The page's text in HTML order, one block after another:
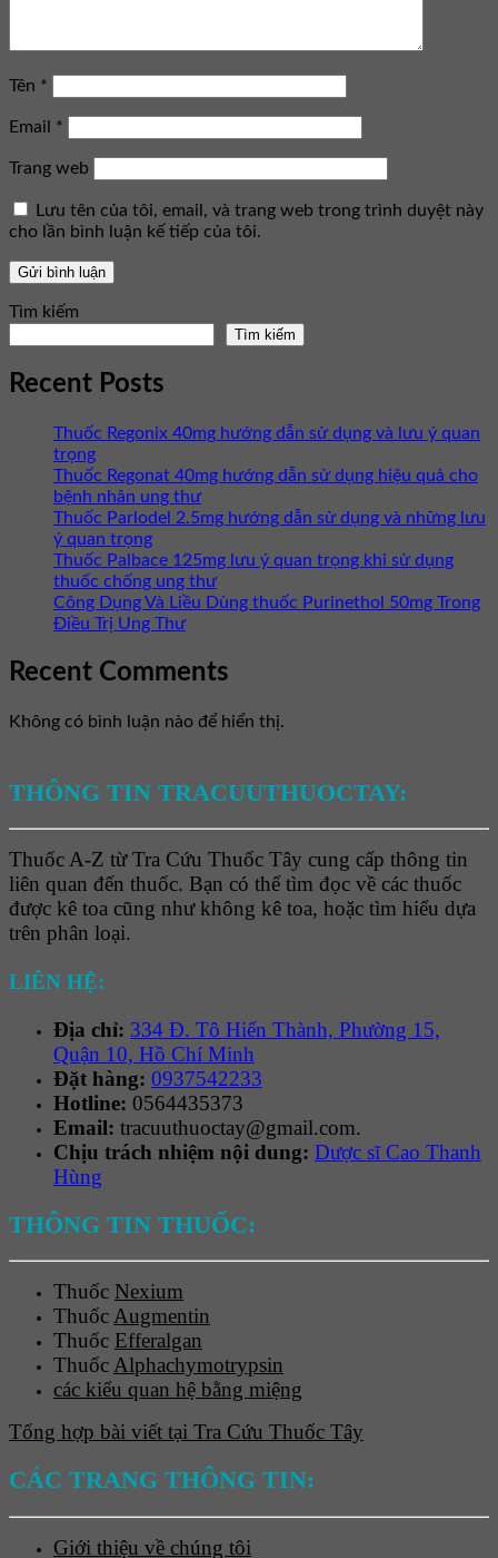
Tên *
Email *
Trang web
Lưu tên của tôi, email, và trang web trong trình duyệt này
cho lần bình luận kế tiếp của tôi.
Tìm kiếm
Tìm kiếm
Recent Posts
Thuốc Regonix 40mg hướng dẫn sử dụng và lưu ý quan
trọng
Thuốc Regonat 40mg hướng dẫn sử dụng hiệu quả cho
bệnh nhân ung thư
Thuốc Parlodel 2.5mg hướng dẫn sử dụng và những lưu
ý quan trọng
Thuốc Palbace 125mg lưu ý quan trọng khi sử dụng
thuốc chống ung thư
Công Dụng Và Liều Dùng thuốc Purinethol 50mg Trong
Điều Trị Ung Thư
Recent Comments
Không có bình luận nào để hiển thị.
THÔNG TIN TRACUUTHUOCTAY:
Thuốc A-Z từ Tra Cứu Thuốc Tây cung cấp thông tin
liên quan đến thuốc. Bạn có thể tìm đọc về các thuốc
được kê toa cũng như không kê toa, hoặc tìm hiểu dựa
trên phân loại.
LIÊN HỆ:
Địa chỉ: 334 Đ. Tô Hiến Thành, Phường 15,
Quận 10, Hồ Chí Minh
Đặt hàng: 0937542233
Hotline: 0564435373
Email: tracuuthuoctay@gmail.com.
Chịu trách nhiệm nội dung: Dược sĩ Cao Thanh
Hùng
THÔNG TIN THUỐC:
Thuốc Nexium
ThuốcAugmentin
Thuốc Efferalgan
ThuốcAlphachymotrypsin
các kiểu quan hệ bằng miệng
Tổng hợp bài viết tại Tra Cứu Thuốc Tây
CÁC TRANG THÔNG TIN:
Giới thiệu về chúng tôi